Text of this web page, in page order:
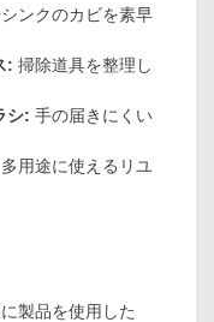
ンクのカビを素早
: 掃除道具を整理し
シ: 手の届きにくい
多用途に使えるリユ
製品を使用した